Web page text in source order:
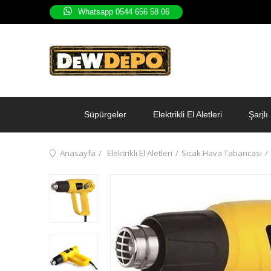
Whatsapp 0544 656 58 06
Süpürgeler Elektrikli El Aletleri
Anasayfa Elektrikli El Aletleri Sıcak Hava Tabancası